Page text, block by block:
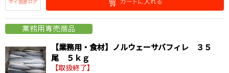
【業務用・食材】ノルウェーサバフィレ ３５
尾 ５ｋｇ
【取扱終了】